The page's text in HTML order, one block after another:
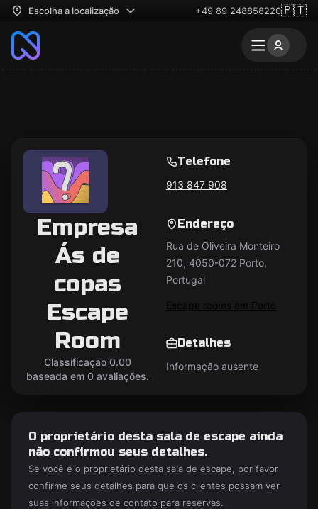
Escolha a localização +49 89 248858220🇵🇹
Empresa
Ás de
copas
Escape
Room
Classificação 0.00
baseada em 0 avaliações.
Telefone
913 847 908
Endereço
Rua de Oliveira Monteiro
210, 4050-072 Porto,
Portugal
Escape rooms em Porto
Detalhes
Informação ausente
O proprietário desta sala de escape ainda
não confirmou seus detalhes.
Se você é o proprietário desta sala de escape, por favor
confirme seus detalhes para que os clientes possam ver
suas informações de contato para reservas.